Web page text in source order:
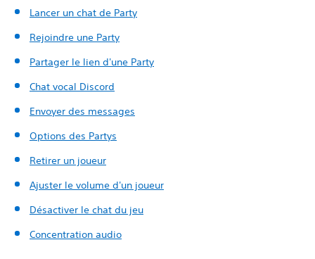
Lancer un chat de Party
Rejoindre une Party
Partager le lien d'une Party
Chat vocal Discord
Envoyer des messages
Options des Partys
Retirer un joueur
Ajuster le volume d'un joueur
Désactiver le chat du jeu
Concentration audio